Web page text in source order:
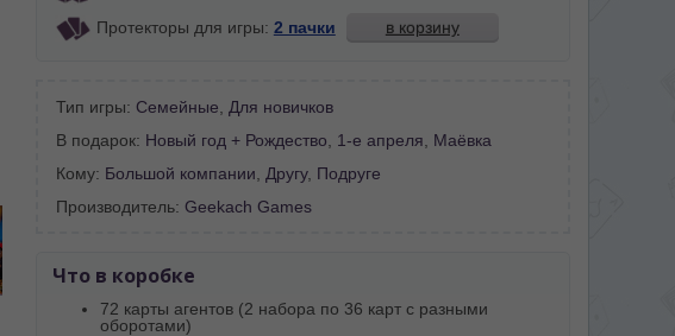
Протекторы для игры: 2 пачки в корзину
Тип игры: Семейные
Для новичков
В подарок: Новый год + Рождество 1-е апреля
Маёвка
Кому: Большой компании Другу, Подруге
Производитель: Geekach Games
Что в коробке
72 карты агентов (2 набора по 36 карт с разными
оборотами)